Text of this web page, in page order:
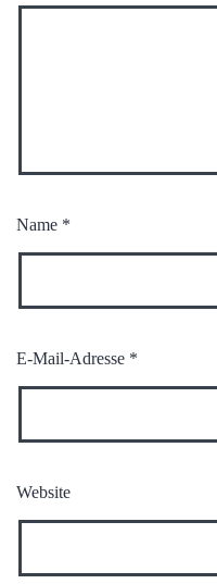
Name *
E-Mail-Adresse *
Website